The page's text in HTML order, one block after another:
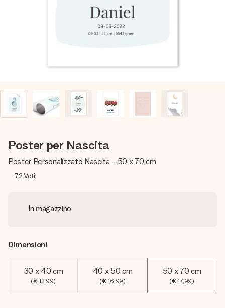
complicazione, solo tanto amore per il momento perfetto.
Poster per Nascita
Poster Personalizzato Nascita - 50 x 70 cm
72Voti
In magazzino
Dimensioni
30 x 40 cm
(€ 13,99)
40 x 50 cm
(€ 16,99)
50 x 70 cm
(€ 17,99)